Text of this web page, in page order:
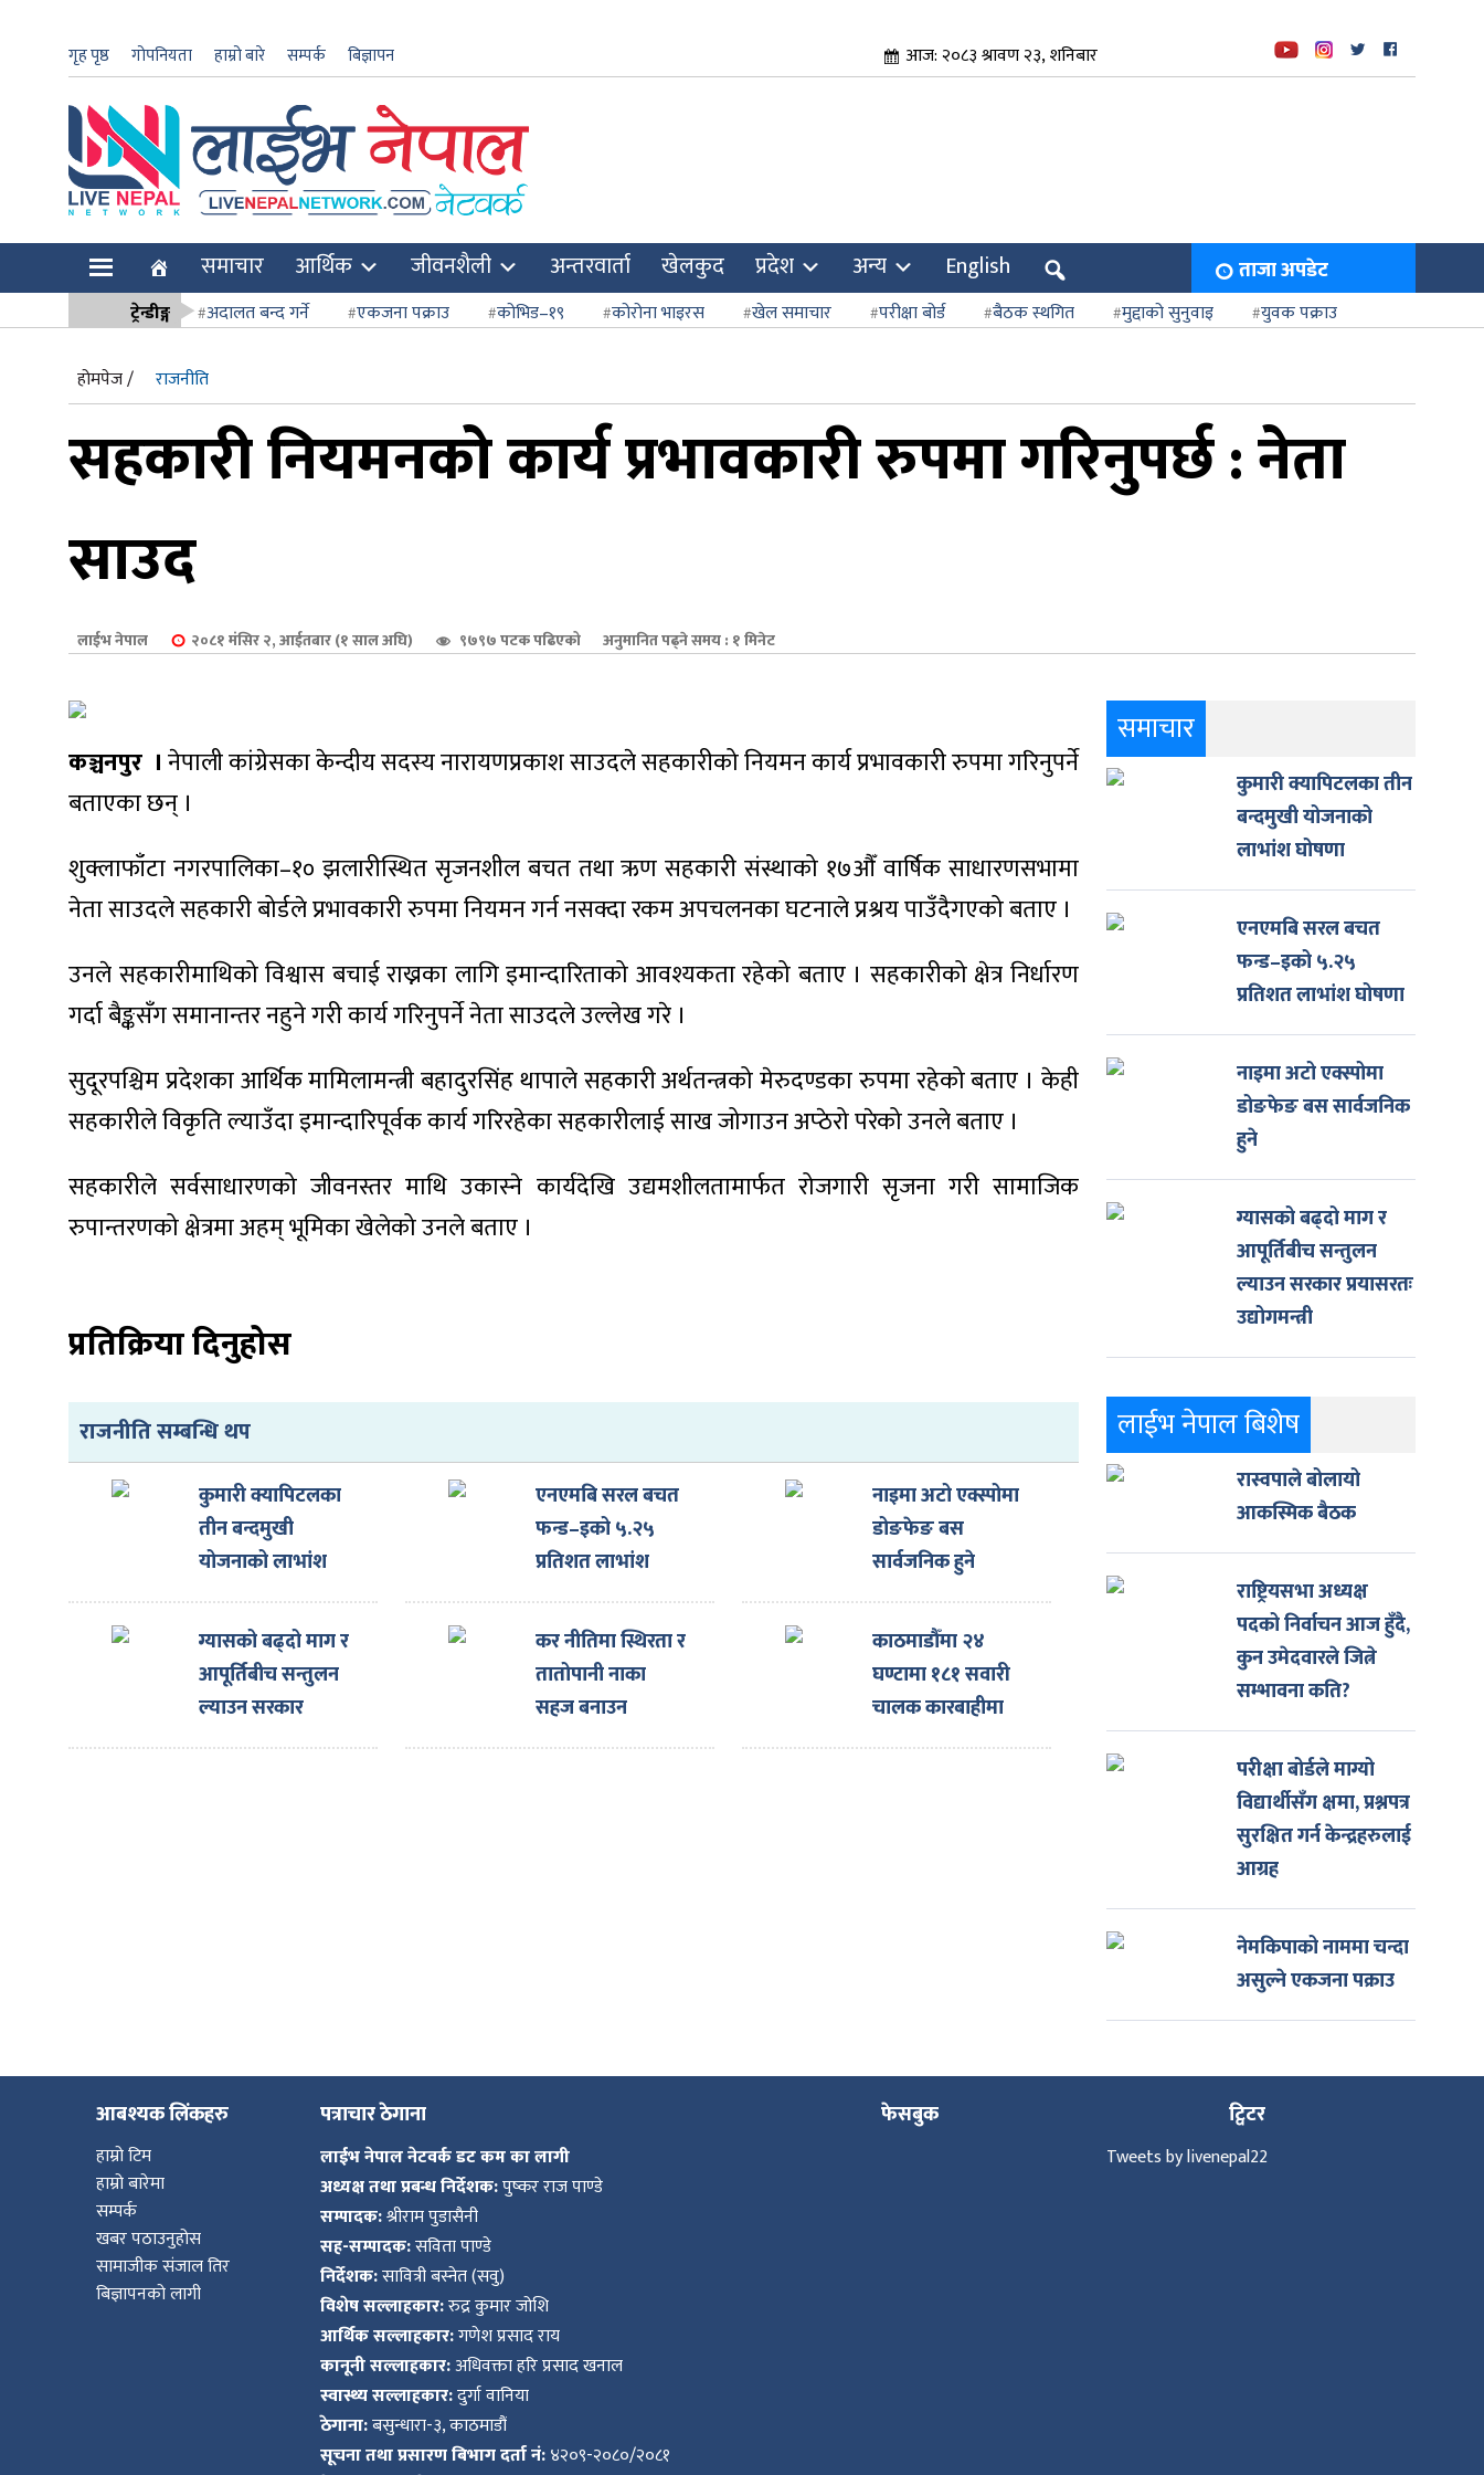
गृह पृष्ठ गोपनियता हाम्रो बारे सम्पर्क बिज्ञापन आज: २०८३ श्रावण २३, शनिबार
समाचार आर्थिक जीवनशैली अन्तरवार्ता खेलकुद प्रदेश अन्य English ताजा अपडेट
ट्रेन्डीङ्ग अदालत बन्द गर्ने एकजना पक्राउ कोभिड–१९ कोरोना भाइरस खेल समाचार परीक्षा बोर्ड बैठक स्थगित मुद्दाको सुनुवाइ
युवक पक्राउ
होमपेज /
राजनीति
सहकारी नियमनको कार्य प्रभावकारी रुपमा गरिनुपर्छ : नेता
साउद
लाईभ नेपाल २०८१ मंसिर २, आईतबार (१ साल अघि) ९७९७ पटक पढिएको अनुमानित पढ्ने समय : १ मिनेट
कञ्चनपुर ।नेपाली कांग्रेसका केन्दीय सदस्य नारायणप्रकाश साउदले सहकारीको नियमन कार्य प्रभावकारी रुपमा गरिनुपर्ने
बताएका छन् ।
शुक्लाफाँटा नगरपालिका–१० झलारीस्थित सृजनशील बचत तथा ऋण सहकारी संस्थाको १७औँ वार्षिक साधारणसभामा
नेता साउदले सहकारी बोर्डले प्रभावकारी रुपमा नियमन गर्न नसक्दा रकम अपचलनका घटनाले प्रश्रय पाउँदैगएको बताए ।
उनले सहकारीमाथिको विश्वास बचाई राख्नका लागि इमान्दारिताको आवश्यकता रहेको बताए । सहकारीको क्षेत्र निर्धारण
गर्दा बैङ्कसँग समानान्तर नहुने गरी कार्य गरिनुपर्ने नेता साउदले उल्लेख गरे ।
सुदूरपश्चिम प्रदेशका आर्थिक मामिलामन्त्री बहादुरसिंह थापाले सहकारी अर्थतन्त्रको मेरुदण्डका रुपमा रहेको बताए । केही
सहकारीले विकृति ल्याउँदा इमान्दारिपूर्वक कार्य गरिरहेका सहकारीलाई साख जोगाउन अप्ठेरो परेको उनले बताए ।
सहकारीले सर्वसाधारणको जीवनस्तर माथि उकास्ने कार्यदेखि उद्यमशीलतामार्फत रोजगारी सृजना गरी सामाजिक
रुपान्तरणको क्षेत्रमा अहम् भूमिका खेलेको उनले बताए ।
प्रतिक्रिया दिनुहोस
राजनीति सम्बन्धि थप
कुमारी क्यापिटलका
तीन बन्दमुखी
योजनाको लाभांश
घोषणा
एनएमबि सरल बचत
फन्ड–इको ५.२५
प्रतिशत लाभांश
घोषणा
नाइमा अटो एक्स्पोमा
डोङफेङ बस
सार्वजनिक हुने
ग्यासको बढ्दो माग र
आपूर्तिबीच सन्तुलन
ल्याउन सरकार
प्रयासरतः उद्योगमन्त्री
कर नीतिमा स्थिरता र
तातोपानी नाका
सहज बनाउन
नाइमाको माग,
काठमाडौँमा २४
घण्टामा १८१ सवारी
चालक कारबाहीमा
समाचार
कुमारी क्यापिटलका तीन
बन्दमुखी योजनाको
लाभांश घोषणा
एनएमबि सरल बचत
फन्ड–इको ५.२५
प्रतिशत लाभांश घोषणा
नाइमा अटो एक्स्पोमा
डोङफेङ बस सार्वजनिक
हुने
ग्यासको बढ्दो माग र
आपूर्तिबीच सन्तुलन
ल्याउन सरकार प्रयासरतः
उद्योगमन्त्री
लाईभ नेपाल बिशेष
रास्वपाले बोलायो
आकस्मिक बैठक
राष्ट्रियसभा अध्यक्ष
पदको निर्वाचन आज हुँदै,
कुन उमेदवारले जित्ने
सम्भावना कति?
परीक्षा बोर्डले माग्यो
विद्यार्थीसँग क्षमा, प्रश्नपत्र
सुरक्षित गर्न केन्द्रहरुलाई
आग्रह
नेमकिपाको नाममा चन्दा
असुल्ने एकजना पक्राउ
आबश्यक लिंकहरु
हाम्रो टिम
हाम्रो बारेमा
सम्पर्क
खबर पठाउनुहोस
सामाजीक संजाल तिर
बिज्ञापनको लागी
पत्राचार ठेगाना
लाईभ नेपाल नेटवर्क डट कम का लागी
अध्यक्ष तथा प्रबन्ध निर्देशक:पुष्कर राज पाण्डे
सम्पादक:श्रीराम पुडासैनी
सह-सम्पादक:सविता पाण्डे
निर्देशक:सावित्री बस्नेत (सवु)
विशेष सल्लाहकार:रुद्र कुमार जोशि
आर्थिक सल्लाहकार:गणेश प्रसाद राय
कानूनी सल्लाहकार:अधिवक्ता हरि प्रसाद खनाल
स्वास्थ्य सल्लाहकार:दुर्गा वानिया
ठेगाना:बसुन्धारा-३, काठमाडौं
सूचना तथा प्रसारण बिभाग दर्ता नं:४२०९-२०८०/२०८१
फेसबुक ट्विटर
Tweets by livenepal22